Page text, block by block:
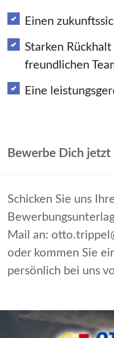
Einen
Starken
freundlichen
Eine
Bewerbe Dich jetzt
Schicken Sie uns
Mail an:
oder kommen Sie
persönlich bei uns